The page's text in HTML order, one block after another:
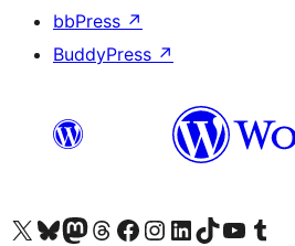
bbPress ↗
BuddyPress ↗
X (eski Twitter) hesabımıza bakın
Bluesky hesabımızı ziyaret edinMastodon hesabımızı ziyaret edinThreads hesabımızı ziyaret edinFacebook sayfamızı ziyaret edinInstagram hesabımızı ziyaret edinLinkedIn hesabımızı ziyaret edinTikTok hesabımızı ziyaret edinYouTube kanalımızı ziyaret edinTumblr hesabımızı ziyaret edin